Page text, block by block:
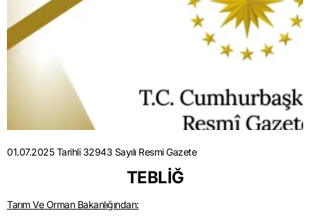
01.07.2025 Tarihli 32943 Sayılı Resmi Gazete
TEBLİĞ
Tarım Ve Orman Bakanlığından: